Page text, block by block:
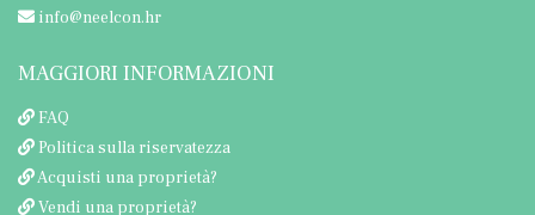
info@neelcon.hr
MAGGIORI INFORMAZIONI
FAQ
Politica sulla riservatezza
Acquisti una proprietà?
Vendi una proprietà?